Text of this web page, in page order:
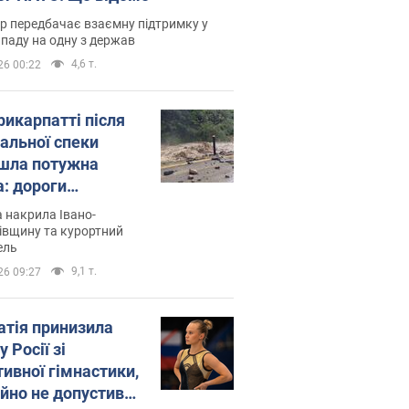
передбачає взаємну підтримку у
на одну з держав
00:22 4,6 т.
після
спеки
потужна
дороги
на
Відео
накрила Івано-
та курортний
09:27 9,1 т.
принизила
Росії зі
гімнастики,
не допустивши